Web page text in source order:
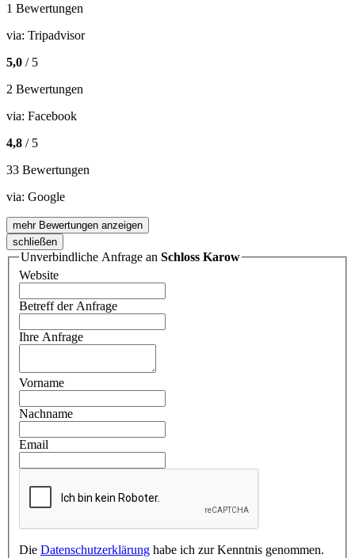
1 Bewertungen
via: Tripadvisor
5,0 / 5
2 Bewertungen
via: Facebook
4,8 / 5
33 Bewertungen
via: Google
mehr Bewertungen anzeigen
schließen
Unverbindliche Anfrage an Schloss Karow
Website
Betreff der Anfrage
Ihre Anfrage
Vorname
Nachname
Email
Die Datenschutzerklärung habe ich zur Kenntnis genommen.